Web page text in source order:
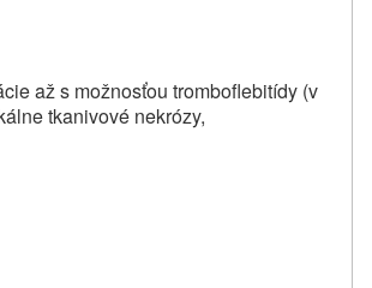
až s možnosťou tromboflebitídy (v
tkanivové nekrózy,